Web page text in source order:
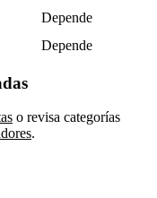
Depende
Depende
o revisa categorías
.